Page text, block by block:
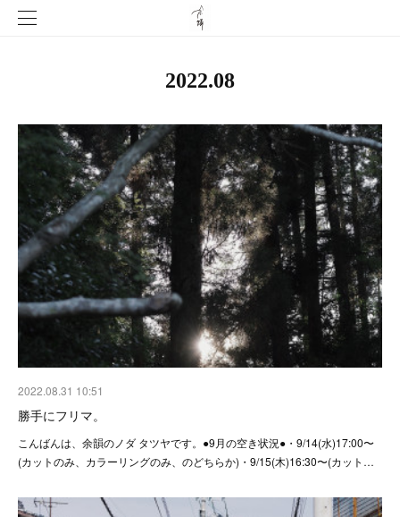
2022.08
2022.08.31 10:51
勝手にフリマ。
こんばんは、余韻のノダ タツヤです。●9月の空き状況●・9/14(水)17:00〜
(カットのみ、カラーリングのみ、のどちらか)・9/15(木)16:30〜(カット…